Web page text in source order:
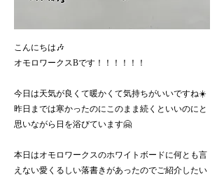
こんにちは🎶
オモロワークスBです！！！！！！
今日は天気が良くて暖かくて気持ちがいいですね☀️
昨日までは寒かったのにこのまま続くといいのにと
思いながら日を浴びています🤗
本日はオモロワークスのホワイトボードに何とも言
えない愛くるしい落書きがあったのでご紹介したい